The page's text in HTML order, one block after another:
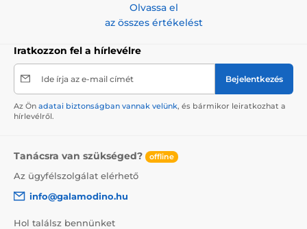
Olvassa el
az összes értékelést
Iratkozzon fel a hírlevélre
Ide írja az e-mail címét Bejelentkezés
Az Ön adatai biztonságban vannak velünk, és bármikor leiratkozhat a
hírlevélről.
Tanácsra van szükséged? offline
Az ügyfélszolgálat elérhető
info@galamodino.hu
Hol találsz bennünket